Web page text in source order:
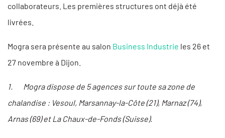
collaborateurs. Les premières structures ont déjà été
livrées.
Mogra sera présente au salon Business Industrie les 26 et
27 novembre à Dijon.
1. Mogra dispose de 5 agences sur toute sa zone de
chalandise : Vesoul, Marsannay-la-Côte (21), Marnaz (74),
Arnas (69) et La Chaux-de-Fonds (Suisse).